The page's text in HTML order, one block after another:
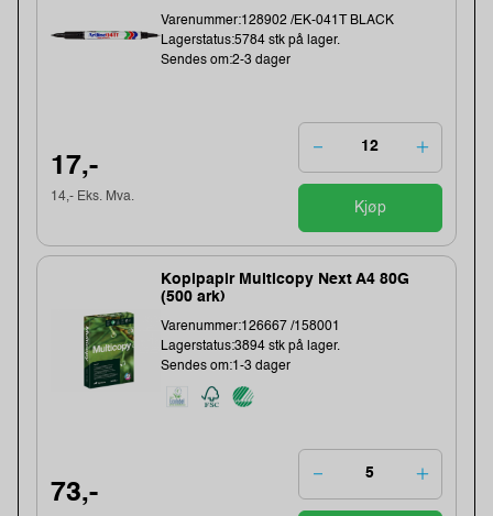
Varenummer:128902 /EK-041T BLACK
Lagerstatus:5784 stk på lager.
Sendes om:2-3 dager
17,-
14,- Eks. Mva.
Kjøp
Kopipapir Multicopy Next A4 80G
(500 ark)
Varenummer:126667 /158001
Lagerstatus:3894 stk på lager.
Sendes om:1-3 dager
73,-